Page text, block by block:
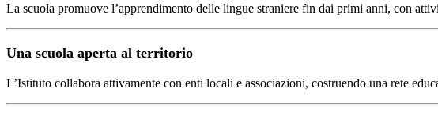
La scuola promuove l’apprendimento delle lingue straniere fin dai primi anni, con
Una scuola aperta al territorio
L’Istituto collabora attivamente con enti locali e associazioni, costruendo una rete